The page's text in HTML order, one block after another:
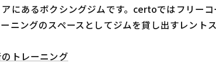
にあるボクシングジムです。certoではフリー
ニングのスペースとしてジムを貸し出すレント
トレーニング